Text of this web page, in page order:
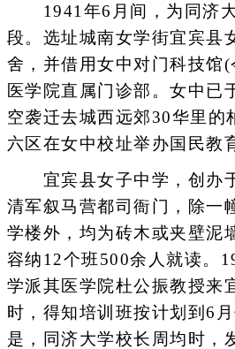
1941年6月间，为同济大
段。选址城南女学街宜宾县
舍，并借用女中对门科技馆
医学院直属门诊部。女中已
空袭迁去城西远郊30华里的
六区在女中校址举办国民教
宜宾县女子中学，创办
清军叙马营都司衙门，除一
学楼外，均为砖木或夹壁泥
容纳12个班500余人就读。
学派其医学院杜公振教授来
时，得知培训班按计划到6
是，同济大学校长周均时，